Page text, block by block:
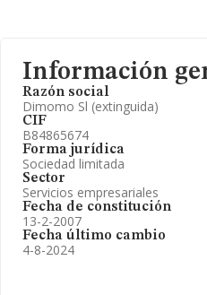
Información
Razón social
Dimomo Sl (extinguida)
CIF
B84865674
Forma jurídica
Sociedad limitada
Sector
Servicios empresariales
Fecha de constitución
13-2-2007
Fecha último cambio
4-8-2024